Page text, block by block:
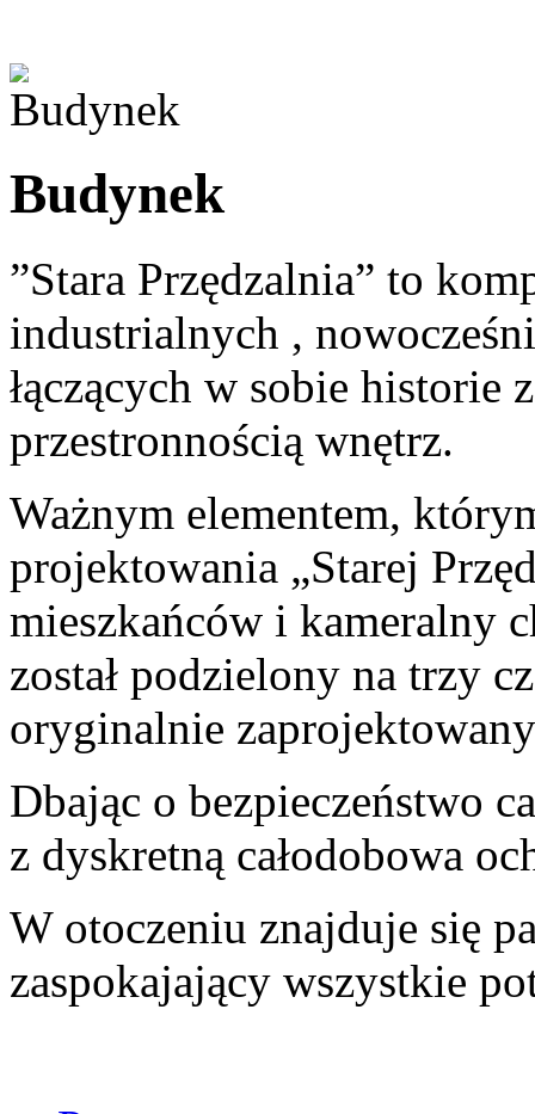
Budynek
”Stara Przędzalnia” to
industrialnych ,
łączących w sobie historie
przestronnością wnętrz.
Ważnym elementem,
projektowania „Starej
mieszkańców i kameralny
został podzielony na trzy
oryginalnie
Dbając o bezpieczeństwo
z dyskretną całodobowa
W otoczeniu znajduje się
zaspokajający wszystkie